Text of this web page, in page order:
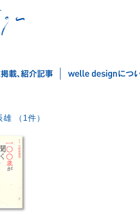
髙山辰雄 （1件）